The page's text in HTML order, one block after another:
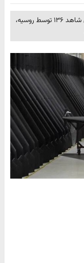
سی‌ان‌ان: یکپارچه‌سازی کامل تولید پهپادهای شاهد ۱۳۶ توسط روسیه،